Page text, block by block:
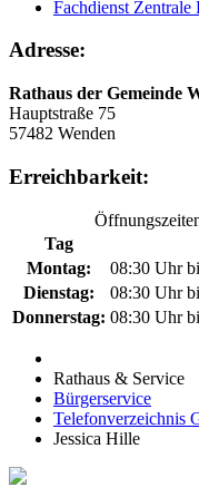
Fachdienst Zentrale
Adresse:
Rathaus der Gemeinde
Hauptstraße 75
57482 Wenden
Erreichbarkeit:
Tag
Montag:
08:30 Uhr
Dienstag:
08:30 Uhr
Donnerstag: 08:30 Uhr
Rathaus & Service
Bürgerservice
Telefonverzeichnis
Jessica Hille